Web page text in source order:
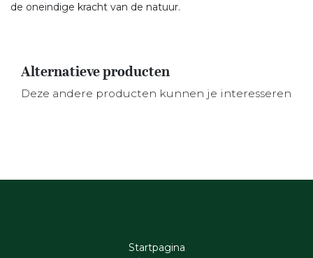
de oneindige kracht van de natuur.
Alternatieve producten
Deze andere producten kunnen je interesseren
Startpagina